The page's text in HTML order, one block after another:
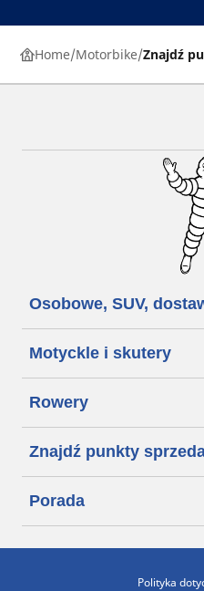
Home Motorbike Znajdź
Osobowe, SUV,
Motyckle i skutery
Rowery
Znajdź punkty
Porada
Polityka